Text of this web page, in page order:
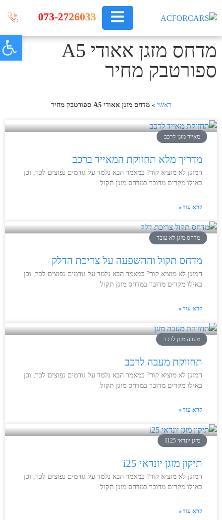
073-2726033
מדחס מזגן אאודי A5
ספורטבק מחיר
ראשי» מדחס מזגן אאודי A5 ספורטבק מחיר
מאייד מזגן לרכב
מדריך מלא תחזוקת המאייד ברכב
המזגן לא מוציא קור? במאמר הבא נלמד על גורמים נפוצים לכך, וכן
באילו מקרים מדובר במדחס מזגן תקול.
קרא עוד »
מדחס מזגן לא עובד
מדחס תקול וההשפעה על צריכת הדלק
המזגן לא מוציא קור? במאמר הבא נלמד על גורמים נפוצים לכך, וכן
באילו מקרים מדובר במדחס מזגן תקול.
קרא עוד »
מעבה מזגן לרכב
תחזוקת מעבה לרכב
המזגן לא מוציא קור? במאמר הבא נלמד על גורמים נפוצים לכך, וכן
באילו מקרים מדובר במדחס מזגן תקול.
קרא עוד »
מזגן יונדאי I125
תיקון מזגן יונדאי i25
המזגן לא מוציא קור? במאמר הבא נלמד על גורמים נפוצים לכך, וכן
באילו מקרים מדובר במדחס מזגן תקול.
קרא עוד »